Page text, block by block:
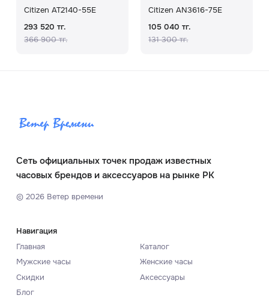
Citizen AT2140-55E
293 520 тг.
366 900 тг.
Citizen AN3616-75E
105 040 тг.
131 300 тг.
Сеть официальных точек продаж известных
часовых брендов и аксессуаров на рынке РК
© 2026Ветер времени
Навигация
Главная
Каталог
Мужские часы
Женские часы
Скидки
Аксессуары
Блог